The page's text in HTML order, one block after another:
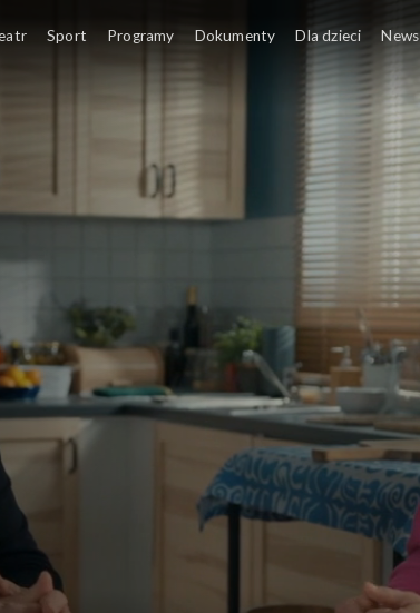
Sport Programy Dokumenty Dla dzieci News